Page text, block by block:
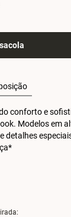
conforto e
Modelos em